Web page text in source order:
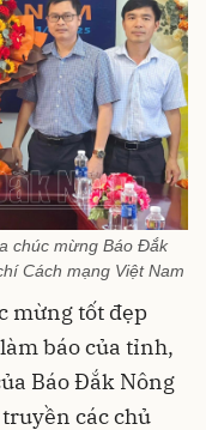
chúc mừng Báo Đắk
Cách mạng Việt Nam
mừng tốt đẹp
báo của tỉnh,
Báo Đắk Nông
các chủ